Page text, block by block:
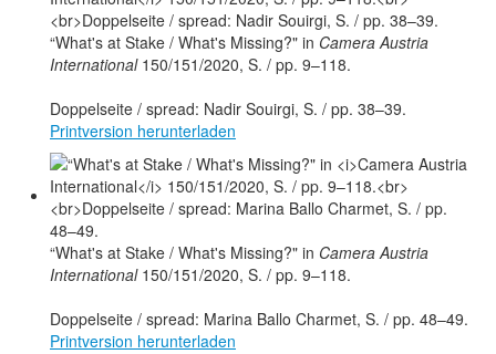
“What's at Stake / What's Missing?" in Camera Austria
International150/151/2020, S. / pp. 9–118.
Doppelseite / spread: Nadir Souirgi, S. / pp. 38–39.
Printversion herunterladen
“What's at Stake / What's Missing?" in Camera Austria
International150/151/2020, S. / pp. 9–118.
Doppelseite / spread: Marina Ballo Charmet, S. / pp. 48–49.
Printversion herunterladen